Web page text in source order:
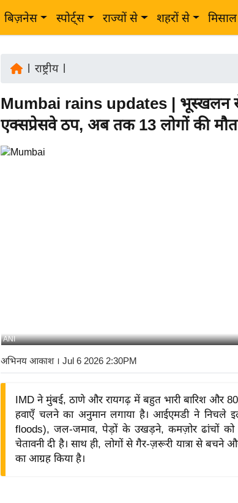
बिज़नेस स्पोर्ट्स राज्यों से शहरों से
राष्ट्रीय|
Mumbai rains updates | भूस्खलन
एक्सप्रेसवे ठप, अब तक 13 लोगों की मौत
ANI
अभिनय आकाश। Jul 6 2026 2:30PM
IMD ने मुंबई, ठाणे और रायगढ़ में बहुत भारी बारिश और
हवाएँ चलने का अनुमान लगाया है। आईएमडी ने निचले
floods), जल-जमाव, पेड़ों के उखड़ने, कमज़ोर ढांचों
चेतावनी दी है। साथ ही, लोगों से गैर-ज़रूरी यात्रा से
का आग्रह किया है।